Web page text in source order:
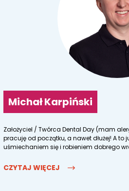
Michał Karpiński
Założyciel / Twórca Dental Day (mam
pracuję od początku, a nawet dłużej! A to
uśmiechaniem się i robieniem dobrego
CZYTAJ WIĘCEJ